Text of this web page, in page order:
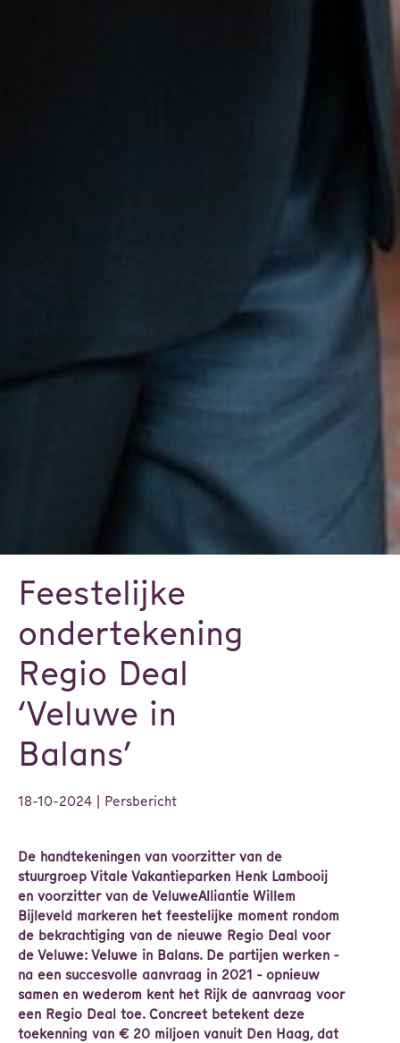
Feestelijke
ondertekening
Regio Deal
‘Veluwe in
Balans’
18-10-2024 | Persbericht
De handtekeningen van voorzitter van de
stuurgroep Vitale Vakantieparken Henk Lambooij
en voorzitter van de VeluweAlliantie Willem
Bijleveld markeren het feestelijke moment rondom
de bekrachtiging van de nieuwe Regio Deal voor
de Veluwe: Veluwe in Balans. De partijen werken -
na een succesvolle aanvraag in 2021 - opnieuw
samen en wederom kent het Rijk de aanvraag voor
een Regio Deal toe. Concreet betekent deze
toekenning van € 20 miljoen vanuit Den Haag, dat